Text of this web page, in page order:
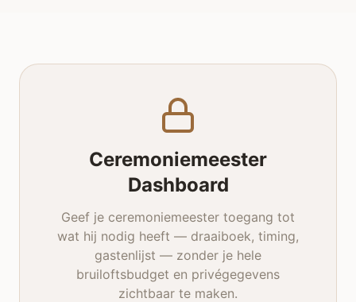
Ceremoniemeester
Dashboard
Geef je ceremoniemeester toegang tot
wat hij nodig heeft — draaiboek, timing,
gastenlijst — zonder je hele
bruiloftsbudget en privégegevens
zichtbaar te maken.